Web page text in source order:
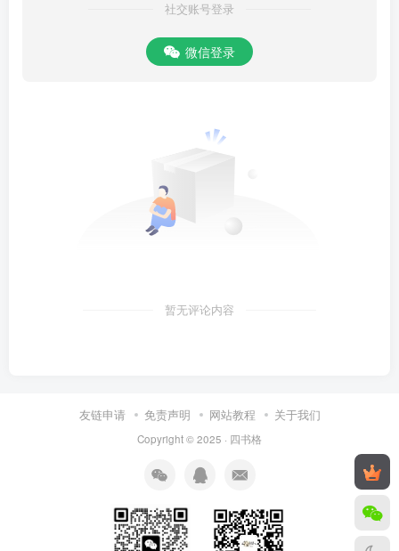
社交账号登录
微信登录
暂无评论内容
友链申请 免责声明 网站教程 关于我们
Copyright © 2025 · 四书格